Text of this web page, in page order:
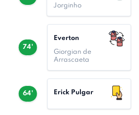
Jorginho
74'
Everton
Giorgian de
Arrascaeta
64' Erick Pulgar